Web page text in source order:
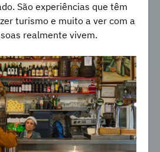
São experiências que têm
turismo e muito a ver com a
realmente vivem.